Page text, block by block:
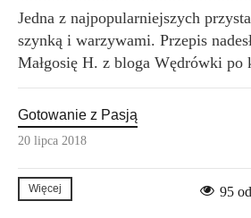
Jedna z najpopularniejszych
szynką i warzywami. Przepis
Małgosię H. z bloga Wędrówki po
Gotowanie z Pasją
20 lipca 2018
Więcej 95